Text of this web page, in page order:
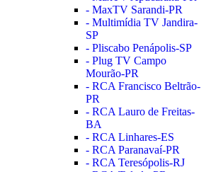
- MaxTV Sarandi-PR
- Multimídia TV Jandira-
SP
- Pliscabo Penápolis-SP
- Plug TV Campo
Mourão-PR
- RCA Francisco Beltrão-
PR
- RCA Lauro de Freitas-
BA
- RCA Linhares-ES
- RCA Paranavaí-PR
- RCA Teresópolis-RJ